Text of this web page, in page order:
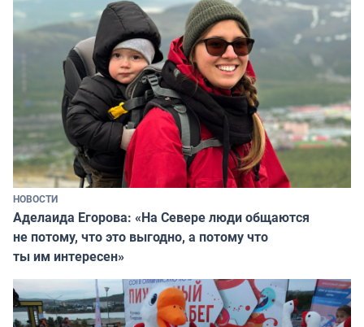
НОВОСТИ
Аделаида Егорова: «На Севере люди общаются
не потому, что это выгодно, а потому что
ты им интересен»